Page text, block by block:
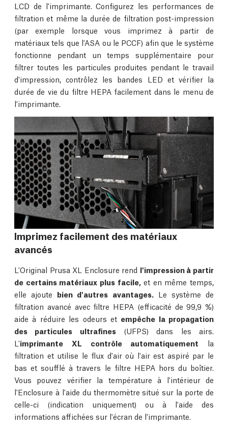
LCD de l'imprimante. Configurez les performances de
filtration et même la durée de filtration post-impression
(par exemple lorsque vous imprimez à partir de
matériaux tels que l'ASA ou le PCCF) afin que le système
fonctionne pendant un temps supplémentaire pour
filtrer toutes les particules produites pendant le travail
d'impression, contrôlez les bandes LED et vérifier la
durée de vie du filtre HEPA facilement dans le menu de
l'imprimante.
Imprimez facilement des matériaux
avancés
L'Original Prusa XL Enclosure rend l'impression à partir
de certains matériaux plus facile,et en même temps,
elle ajoute bien d'autres avantages.Le système de
filtration avancé avec filtre HEPA (efficacité de 99,9 %)
aide à réduire les odeurs et empêche la propagation
des particules ultrafines(UFPS) dans les airs.
L'imprimante XL contrôle automatiquement la
filtration et utilise le flux d'air où l'air est aspiré par le
bas et soufflé à travers le filtre HEPA hors du boîtier.
Vous pouvez vérifier la température à l'intérieur de
l'Enclosure à l'aide du thermomètre situé sur la porte de
celle-ci (indication uniquement) ou à l'aide des
informations affichées sur l'écran de l'imprimante.